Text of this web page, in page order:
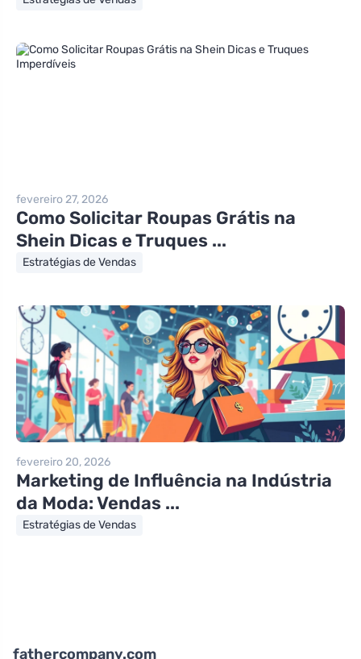
fevereiro 27, 2026
Como Solicitar Roupas Grátis na
Shein Dicas e Truques ...
Estratégias de Vendas
fevereiro 20, 2026
Marketing de Influência na Indústria
da Moda: Vendas ...
Estratégias de Vendas
fathercompany.com